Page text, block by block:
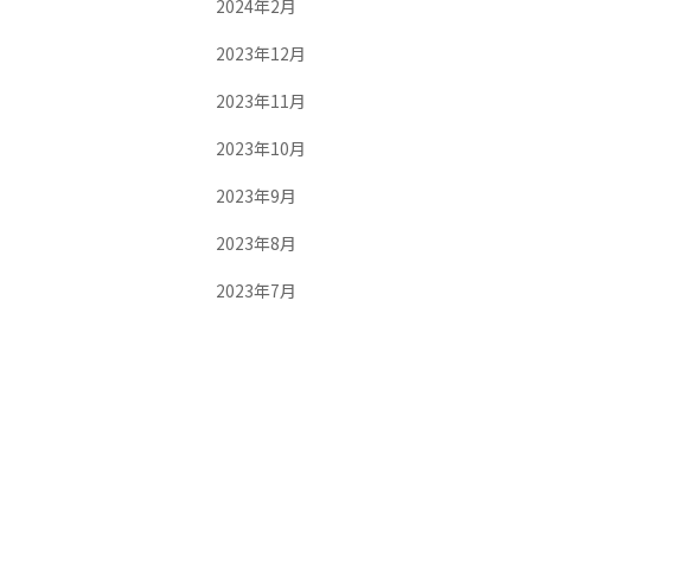
2024年2月
2023年12月
2023年11月
2023年10月
2023年9月
2023年8月
2023年7月